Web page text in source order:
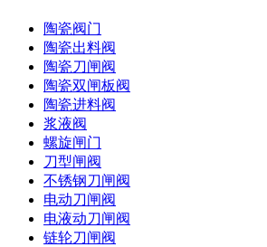
陶瓷阀门
陶瓷出料阀
陶瓷刀闸阀
陶瓷双闸板阀
陶瓷进料阀
浆液阀
螺旋闸门
刀型闸阀
不锈钢刀闸阀
电动刀闸阀
电液动刀闸阀
链轮刀闸阀